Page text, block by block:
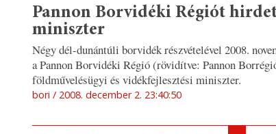
Pannon Borvidéki Régiót
miniszter
Négy dél-dunántúli borvidék részvételével 2008.
a Pannon Borvidéki Régió (rövidítve: Pannon
földművelésügyi és vidékfejlesztési miniszter.
bori 2008. december 2. 23:40:50